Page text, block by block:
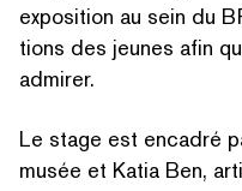
exposition au sein du
tions des jeunes afin
admirer.
Le stage est encadré
musée et Katia Ben,